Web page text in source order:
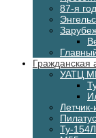
87-я
Гражданская
УАТЦ
Пилатус
Ту-